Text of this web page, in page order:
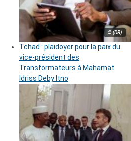
© (DR)
Tchad : plaidoyer pour la paix du
vice-président des
Transformateurs à Mahamat
Idriss Deby Itno